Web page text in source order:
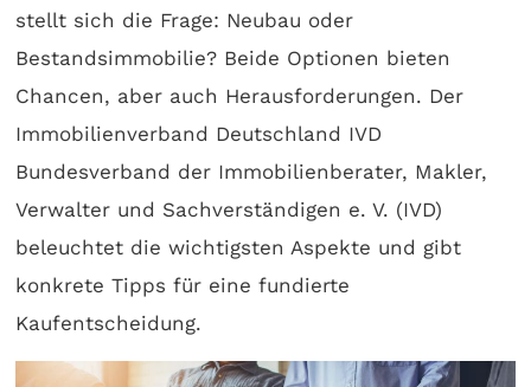
stellt sich die Frage: Neubau oder
Bestandsimmobilie? Beide Optionen bieten
Chancen, aber auch Herausforderungen. Der
Immobilienverband Deutschland IVD
Bundesverband der Immobilienberater, Makler,
Verwalter und Sachverständigen e. V. (IVD)
beleuchtet die wichtigsten Aspekte und gibt
konkrete Tipps für eine fundierte
Kaufentscheidung.